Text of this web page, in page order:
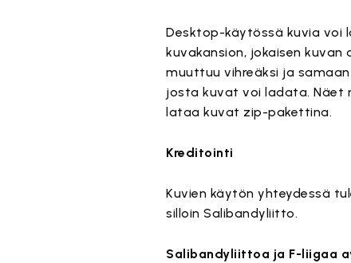
Desktop-käytössä kuvia voi
kuvakansion, jokaisen
muuttuu vihreäksi ja
josta kuvat voi ladata. Näet
lataa kuvat zip-pakettina.
Kreditointi
Kuvien käytön yhteydessä
silloin Salibandyliitto.
Salibandyliittoa ja F-liigaa